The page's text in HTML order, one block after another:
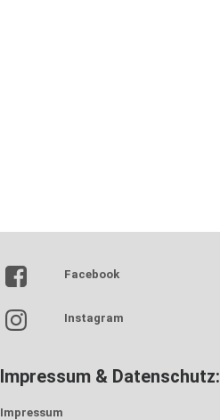
Facebook
Instagram
Impressum & Datenschutz:
Impressum